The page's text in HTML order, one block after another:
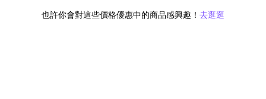
也許你會對這些價格優惠中的商品感興趣！ 去逛逛